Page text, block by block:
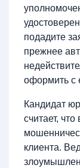
подадите
прежнее
оформить с
Кандидат
считает,
клиента.